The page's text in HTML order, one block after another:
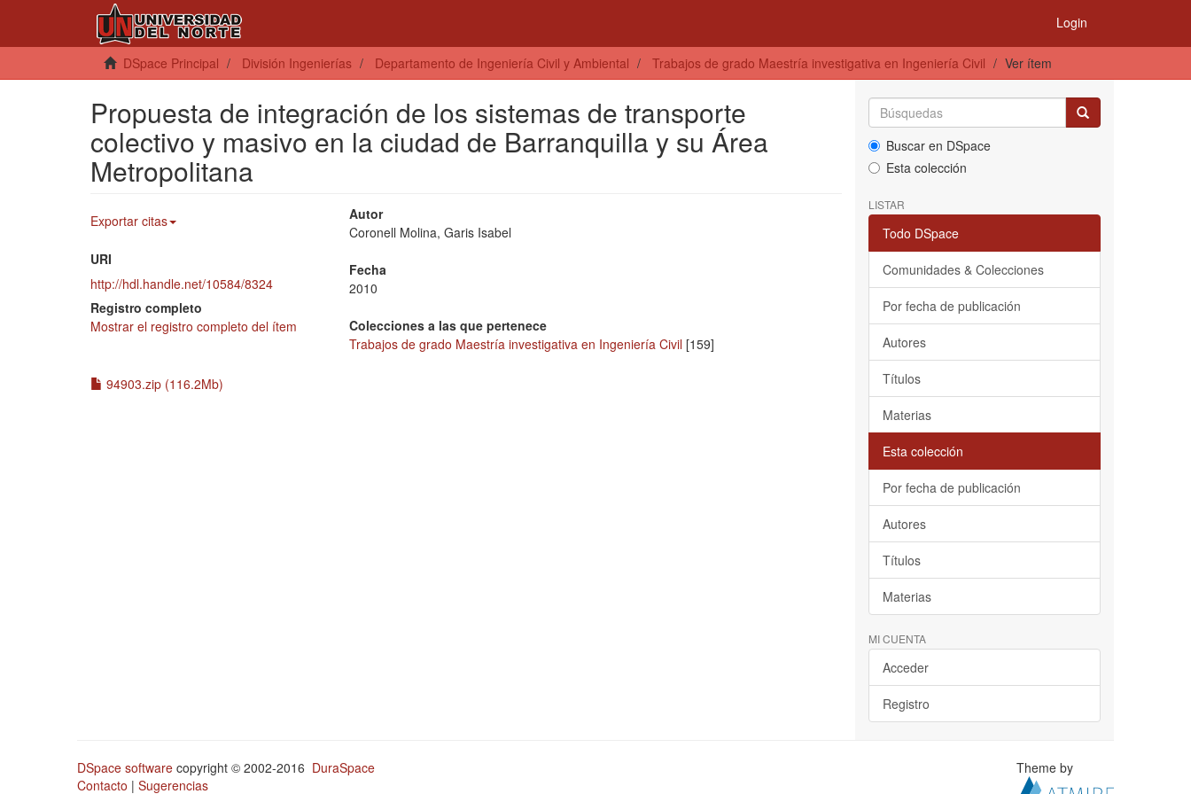
Login
DSpace Principal División Ingenierías Departamento de Ingeniería Civil y Ambiental Trabajos de grado Maestría investigativa en Ingeniería Civil Ver ítem
Propuesta de integración de los sistemas de transporte
colectivo y masivo en la ciudad de Barranquilla y su Área
Metropolitana
Exportar citas
URI
http://hdl.handle.net/10584/8324
Registro completo
Mostrar el registro completo del ítem
Autor
Coronell Molina, Garis Isabel
Fecha
2010
Colecciones a las que pertenece
Trabajos de grado Maestría investigativa en Ingeniería Civil [159]
94903.zip (116.2Mb)
Buscar en DSpace
Esta colección
LISTAR
Todo DSpace
Comunidades & Colecciones
Por fecha de publicación
Autores
Títulos
Materias
Esta colección
Por fecha de publicación
Autores
Títulos
Materias
MI CUENTA
Acceder
Registro
DSpace software copyright © 2002-2016 DuraSpace
Contacto | Sugerencias
Theme by